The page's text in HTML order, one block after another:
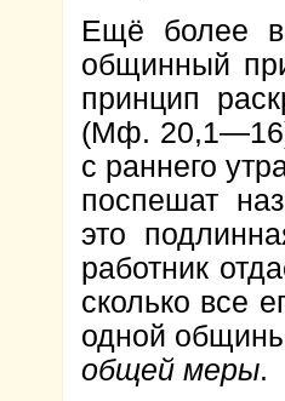
Ещё более
общинный
принцип
(Мф.
с раннего
поспешат
это
работник
сколько все
одной
общей меры.